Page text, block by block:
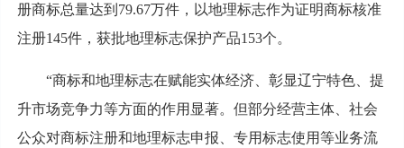
册商标总量达到79.67万件，以地理标志作为证明商标核准
注册145件，获批地理标志保护产品153个。
“商标和地理标志在赋能实体经济、彰显辽宁特色、提
升市场竞争力等方面的作用显著。但部分经营主体、社会
公众对商标注册和地理标志申报、专用标志使用等业务流